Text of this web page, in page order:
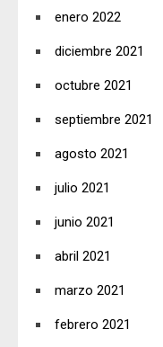
enero 2022
diciembre 2021
octubre 2021
septiembre 2021
agosto 2021
julio 2021
junio 2021
abril 2021
marzo 2021
febrero 2021